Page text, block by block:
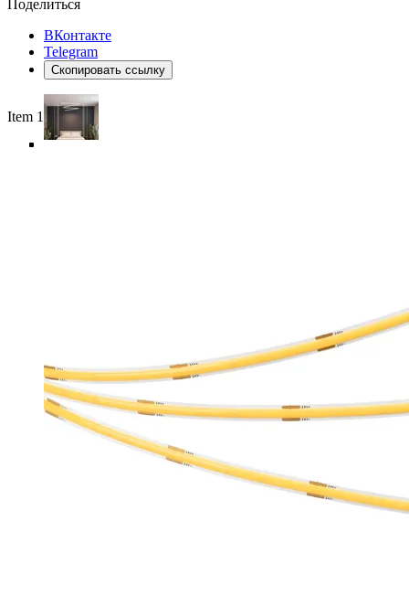
Поделиться
ВКонтакте
Telegram
Скопировать ссылку
Item 1 of 6